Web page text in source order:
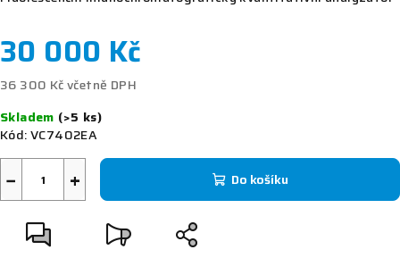
30 000 Kč
36 300 Kč včetně DPH
cena:
Skladem (>5 ks)
Kód:VC7402EA
+
− Do košíku